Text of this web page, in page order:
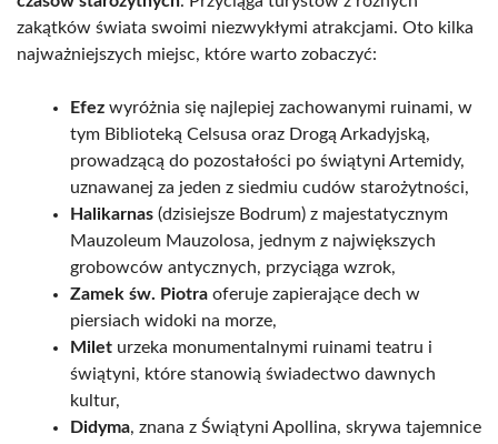
zakątków świata swoimi niezwykłymi atrakcjami. Oto kilka
najważniejszych miejsc, które warto zobaczyć:
Efez wyróżnia się najlepiej zachowanymi ruinami, w
tym Biblioteką Celsusa oraz Drogą Arkadyjską,
prowadzącą do pozostałości po świątyni Artemidy,
uznawanej za jeden z siedmiu cudów starożytności,
Halikarnas (dzisiejsze Bodrum) z majestatycznym
Mauzoleum Mauzolosa, jednym z największych
grobowców antycznych, przyciąga wzrok,
Zamek św. Piotra oferuje zapierające dech w
piersiach widoki na morze,
Milet urzeka monumentalnymi ruinami teatru i
świątyni, które stanowią świadectwo dawnych
kultur,
Didyma, znana z Świątyni Apollina, skrywa tajemnice